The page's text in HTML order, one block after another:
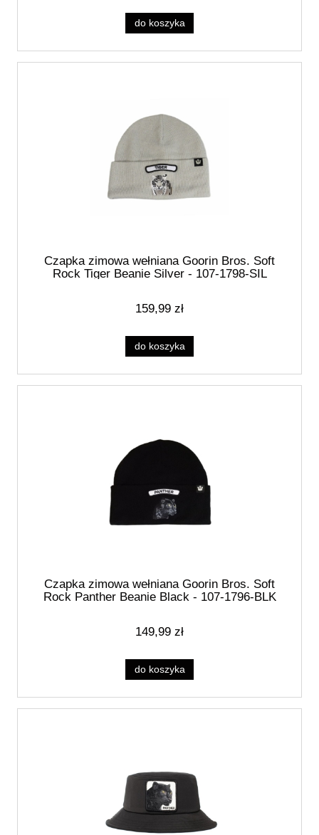
do koszyka
Czapka zimowa wełniana Goorin Bros. Soft
Rock Tiger Beanie Silver - 107-1798-SIL
159,99 zł
do koszyka
Czapka zimowa wełniana Goorin Bros. Soft
Rock Panther Beanie Black - 107-1796-BLK
149,99 zł
do koszyka